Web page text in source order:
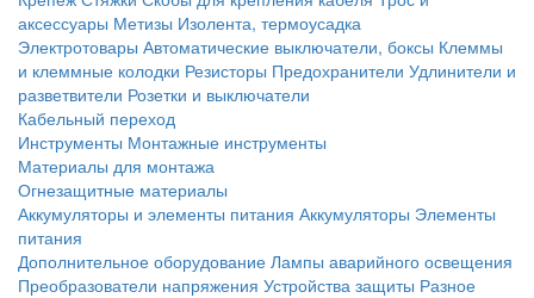
аксессуары Метизы Изолента, термоусадка
Электротовары Автоматические выключатели, боксы Клеммы
и клеммные колодки Резисторы Предохранители Удлинители и
разветвители Розетки и выключатели
Кабельный переход
Инструменты Монтажные инструменты
Материалы для монтажа
Огнезащитные материалы
Аккумуляторы и элементы питания Аккумуляторы Элементы
питания
Дополнительное оборудование Лампы аварийного освещения
Преобразователи напряжения Устройства защиты Разное